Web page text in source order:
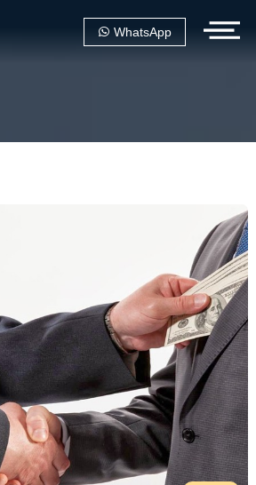
WhatsApp